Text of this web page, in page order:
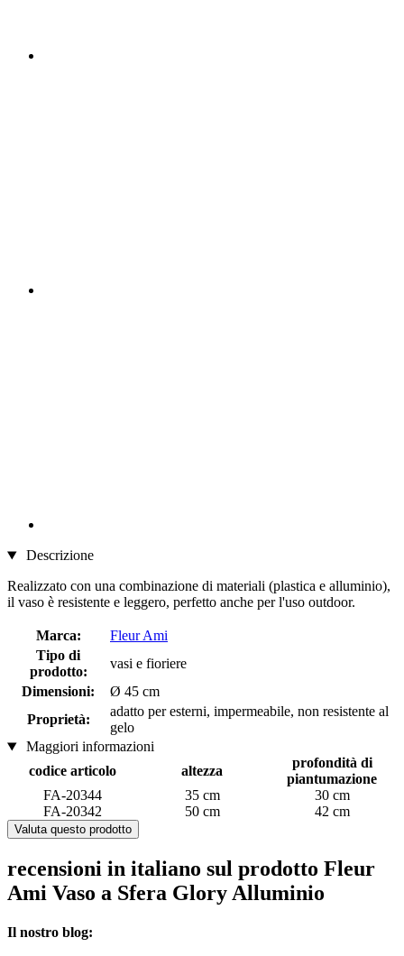
Descrizione
Realizzato con una combinazione di materiali (plastica e alluminio),
il vaso è resistente e leggero, perfetto anche per l'uso outdoor.
Marca:
Fleur Ami
Tipo di
prodotto:
vasi e fioriere
Dimensioni:
Ø 45 cm
Proprietà:
adatto per esterni, impermeabile, non resistente al
gelo
Maggiori informazioni
codice articolo
altezza
profondità di
piantumazione
FA-20344
35 cm
30 cm
FA-20342
50 cm 42 cm
Valuta questo prodotto
recensioni in italiano sul prodotto Fleur
Ami Vaso a Sfera Glory Alluminio
Il nostro blog: